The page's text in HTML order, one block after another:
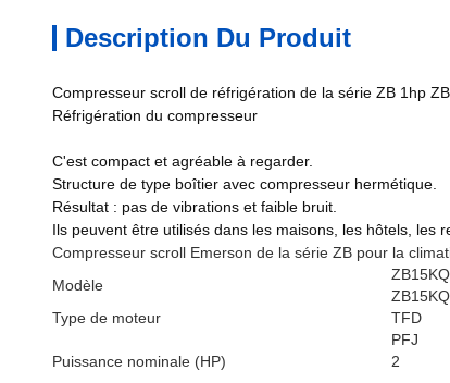
Description Du Produit
Compresseur scroll de réfrigération de la série ZB 1hp
Réfrigération du compresseur
C'est compact et agréable à regarder.
Structure de type boîtier avec compresseur hermétique.
Résultat : pas de vibrations et faible bruit.
Ils peuvent être utilisés dans les maisons, les hôtels, les
Compresseur scroll Emerson de la série ZB pour la
Modèle
ZB15KQ
Type de moteur
TFD
PFJ
Puissance nominale (HP)
2